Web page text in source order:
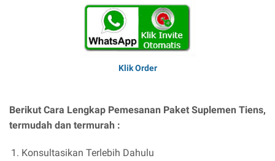
Klik Order
Berikut Cara Lengkap Pemesanan Paket Suplemen Tiens,
termudah dan termurah :
Konsultasikan Terlebih Dahulu